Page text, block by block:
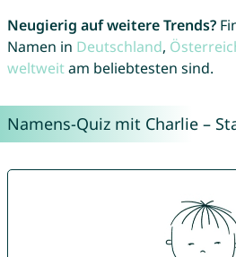
Neugierig auf weitere Trends?
Namen in Deutschland,
weltweitam beliebtesten sind.
Namens-Quiz mit Charlie –